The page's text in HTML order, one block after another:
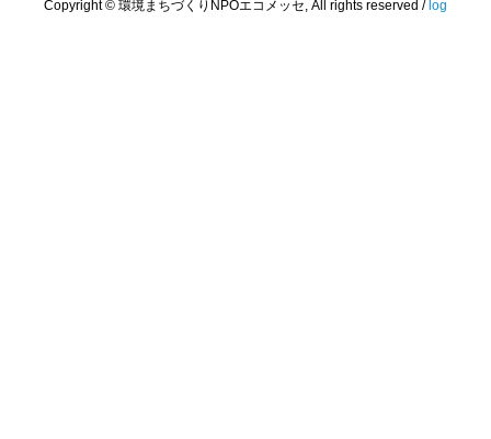
Copyright © 環境まちづくりNPOエコメッセ, All rights reserved / log